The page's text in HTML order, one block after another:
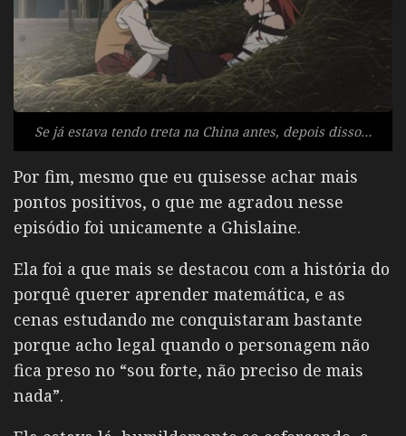
Se já estava tendo treta na China antes, depois disso…
Por fim, mesmo que eu quisesse achar mais
pontos positivos, o que me agradou nesse
episódio foi unicamente a Ghislaine.
Ela foi a que mais se destacou com a história do
porquê querer aprender matemática, e as
cenas estudando me conquistaram bastante
porque acho legal quando o personagem não
fica preso no “sou forte, não preciso de mais
nada”.